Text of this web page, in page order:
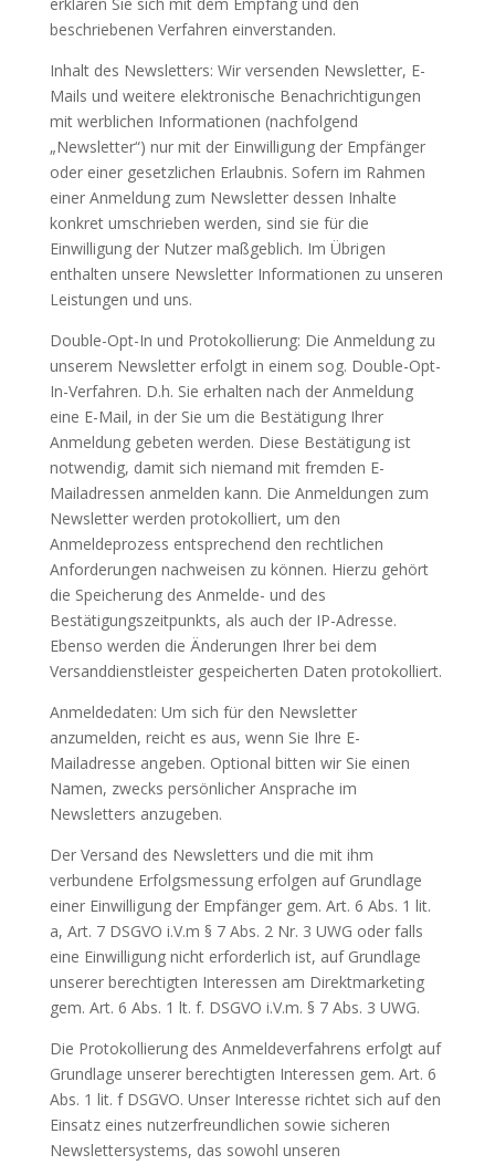
beschriebenen Verfahren einverstanden.
Inhalt des Newsletters: Wir versenden Newsletter, E-
Mails und weitere elektronische Benachrichtigungen
mit werblichen Informationen (nachfolgend
„Newsletter“) nur mit der Einwilligung der Empfänger
oder einer gesetzlichen Erlaubnis. Sofern im Rahmen
einer Anmeldung zum Newsletter dessen Inhalte
konkret umschrieben werden, sind sie für die
Einwilligung der Nutzer maßgeblich. Im Übrigen
enthalten unsere Newsletter Informationen zu unseren
Leistungen und uns.
Double-Opt-In und Protokollierung: Die Anmeldung zu
unserem Newsletter erfolgt in einem sog. Double-Opt-
In-Verfahren. D.h. Sie erhalten nach der Anmeldung
eine E-Mail, in der Sie um die Bestätigung Ihrer
Anmeldung gebeten werden. Diese Bestätigung ist
notwendig, damit sich niemand mit fremden E-
Mailadressen anmelden kann. Die Anmeldungen zum
Newsletter werden protokolliert, um den
Anmeldeprozess entsprechend den rechtlichen
Anforderungen nachweisen zu können. Hierzu gehört
die Speicherung des Anmelde- und des
Bestätigungszeitpunkts, als auch der IP-Adresse.
Ebenso werden die Änderungen Ihrer bei dem
Versanddienstleister gespeicherten Daten protokolliert.
Anmeldedaten: Um sich für den Newsletter
anzumelden, reicht es aus, wenn Sie Ihre E-
Mailadresse angeben. Optional bitten wir Sie einen
Namen, zwecks persönlicher Ansprache im
Newsletters anzugeben.
Der Versand des Newsletters und die mit ihm
verbundene Erfolgsmessung erfolgen auf Grundlage
einer Einwilligung der Empfänger gem. Art. 6 Abs. 1 lit.
a, Art. 7 DSGVO i.V.m § 7 Abs. 2 Nr. 3 UWG oder falls
eine Einwilligung nicht erforderlich ist, auf Grundlage
unserer berechtigten Interessen am Direktmarketing
gem. Art. 6 Abs. 1 lt. f. DSGVO i.V.m. § 7 Abs. 3 UWG.
Die Protokollierung des Anmeldeverfahrens erfolgt auf
Grundlage unserer berechtigten Interessen gem. Art. 6
Abs. 1 lit. f DSGVO. Unser Interesse richtet sich auf den
Einsatz eines nutzerfreundlichen sowie sicheren
Newslettersystems, das sowohl unseren